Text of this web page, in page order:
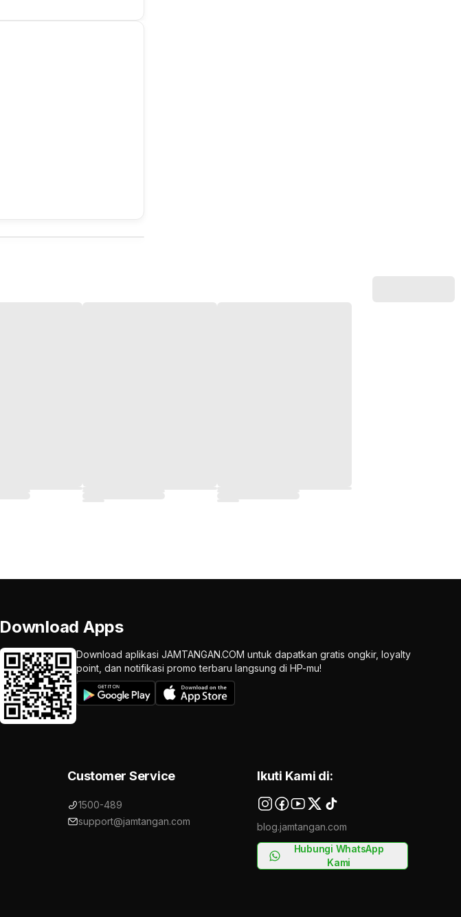
Download Apps
Download aplikasi JAMTANGAN.COM untuk dapatkan gratis ongkir, loyalty
point, dan notifikasi promo terbaru langsung di HP-mu!
Customer Service
1500-489
support@jamtangan.com
Ikuti Kami di:
blog.jamtangan.com
Hubungi WhatsApp
Kami